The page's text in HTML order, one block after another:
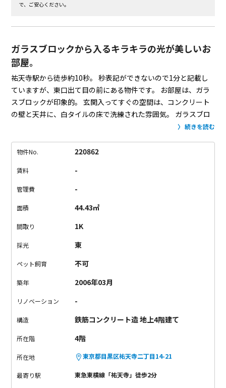
で、ご安心ください。
ガラスブロックから入るキラキラの光が美しいお
部屋。
祐天寺駅から徒歩約10秒。 秒表記ができないので1分と記載し
ていますが、東口出て目の前にある物件です。
お部屋は、ガラ
スブロックが印象的。 玄関入ってすぐの空間は、コンクリート
の壁と天井に、白タイルの床で洗練された雰囲気。
ガラスブロ
ックからキラキラと入ってくる光が、タイル床に反射して美し
チンと水回りを挟んで、奥に寝室があります。
期待できそう。
設備やセキュリティがしっかりしているので、
見た目の良さだけでなく、暮らしやすさも備えたデザイナー
続きを読む
物件No. 220862
賃料 -
管理費 -
面積 44.43㎡
間取り 1K
採光 東
ペット飼育 不可
築年 2006年03月
リノベーション -
構造 鉄筋コンクリート造 地上4階建て
所在階 4階
所在地 東京都目黒区祐天寺二丁目14-21
最寄り駅 東急東横線「祐天寺」徒歩2分